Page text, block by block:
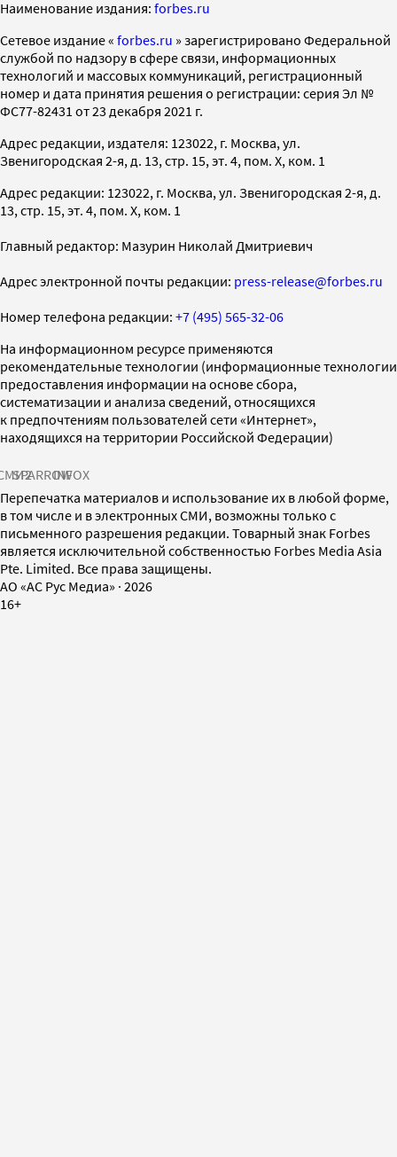
Наименование издания: forbes.ru
Cетевое издание « forbes.ru » зарегистрировано Федеральной
службой по надзору в сфере связи, информационных
технологий и массовых коммуникаций, регистрационный
номер и дата принятия решения о регистрации: серия Эл №
ФС77-82431 от 23 декабря 2021 г.
Адрес редакции, издателя: 123022, г. Москва, ул.
Звенигородская 2-я, д. 13, стр. 15, эт. 4, пом. X, ком. 1
Адрес редакции: 123022, г. Москва, ул. Звенигородская 2-я, д.
13, стр. 15, эт. 4, пом. X, ком. 1
Главный редактор: Мазурин Николай Дмитриевич
Адрес электронной почты редакции: press-release@forbes.ru
Номер телефона редакции: +7 (495) 565-32-06
На информационном ресурсе применяются
рекомендательные технологии (информационные технологии
предоставления информации на основе сбора,
систематизации и анализа сведений, относящихся
к предпочтениям пользователей сети «Интернет»,
находящихся на территории Российской Федерации)
SPARROWINFOX
Перепечатка материалов и использование их в любой форме,
в том числе и в электронных СМИ, возможны только с
письменного разрешения редакции. Товарный знак Forbes
является исключительной собственностью Forbes Media Asia
Pte. Limited. Все права защищены.
AO «АС Рус Медиа» · 2026
16+